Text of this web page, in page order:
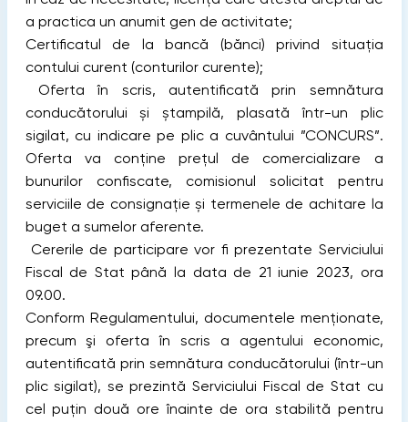
a practica un anumit gen de activitate;
Certificatul de la bancă (bănci) privind situația
contului curent (conturilor curente);
Oferta în scris, autentificată prin semnătura
conducătorului și ștampilă, plasată într-un plic
sigilat, cu indicare pe plic a cuvântului ”CONCURS”.
Oferta va conține prețul de comercializare a
bunurilor confiscate, comisionul solicitat pentru
serviciile de consignație și termenele de achitare la
buget a sumelor aferente.
Cererile de participare vor fi prezentate Serviciului
Fiscal de Stat până la data de 21 iunie 2023, ora
09.00.
Conform Regulamentului, documentele menționate,
precum şi oferta în scris a agentului economic,
autentificată prin semnătura conducătorului (într-un
plic sigilat), se prezintă Serviciului Fiscal de Stat cu
cel puţin două ore înainte de ora stabilită pentru